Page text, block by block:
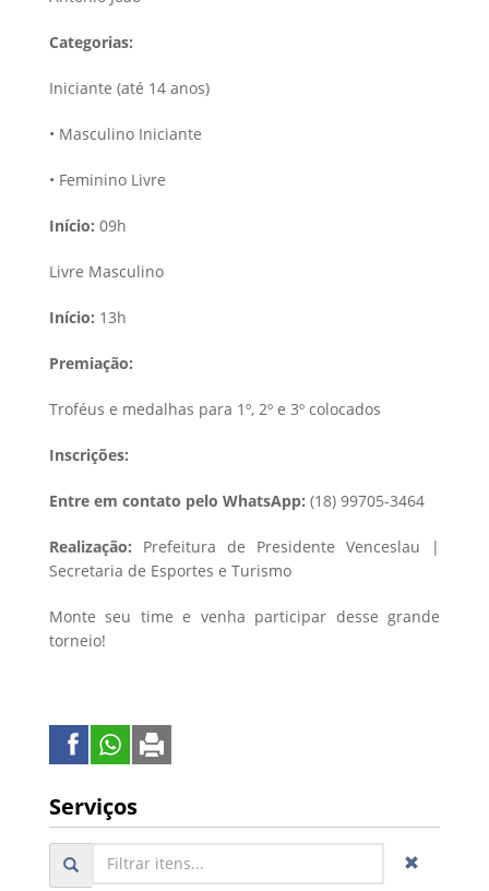
Categorias:
Iniciante (até 14 anos)
• Masculino Iniciante
• Feminino Livre
Início: 09h
Livre Masculino
Início: 13h
Premiação:
Troféus e medalhas para 1º, 2º e 3º colocados
Inscrições:
Entre em contato pelo WhatsApp: (18) 99705-3464
Realização: Prefeitura de Presidente Venceslau |
Secretaria de Esportes e Turismo
Monte seu time e venha participar desse grande
torneio!
Serviços